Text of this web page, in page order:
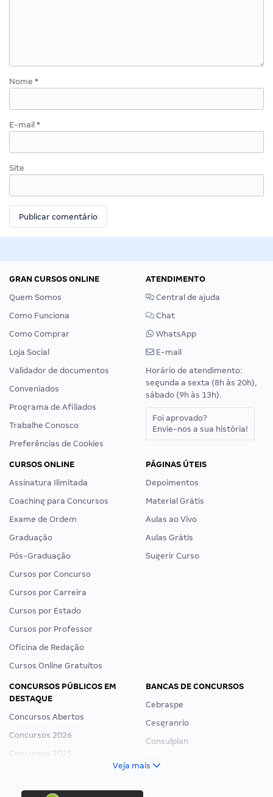
Nome *
E-mail *
Site
GRAN CURSOS ONLINE
Quem Somos
Como Funciona
Como Comprar
Loja Social
Validador de documentos
Conveniados
Programa de Afiliados
Trabalhe Conosco
Preferências de Cookies
ATENDIMENTO
Central de ajuda
Chat
WhatsApp
E-mail
Horário de atendimento:
segunda a sexta (8h às 20h),
sábado (9h às 13h).
Foi aprovado?
Envie-nos a sua história!
CURSOS ONLINE
Assinatura Ilimitada
Coaching para Concursos
Exame de Ordem
Graduação
Pós-Graduação
Cursos por Concurso
Cursos por Carreira
Cursos por Estado
Cursos por Professor
Oficina de Redação
Cursos Online Gratuitos
PÁGINAS ÚTEIS
Depoimentos
Material Grátis
Aulas ao Vivo
Aulas Grátis
Sugerir Curso
CONCURSOS PÚBLICOS EM
DESTAQUE
Concursos Abertos
Concursos 2026
Concursos 2025
Concurso Ibama
BANCAS DE CONCURSOS
Cebraspe
Cesgranrio
Consulplan
Veja mais